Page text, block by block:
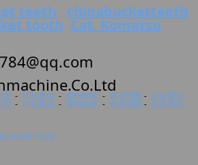
teeth chinabucketteeth
tooth Cat Komatsu
图 - 神马爬虫 - 搜狗蜘蛛 - 奇虎地图 - 必应爬虫
图 - 神马爬虫 - 搜狗蜘蛛 - 奇虎地图 - 必应爬虫
号